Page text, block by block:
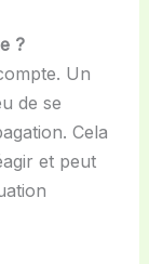
?
Un
de se
Cela
et peut